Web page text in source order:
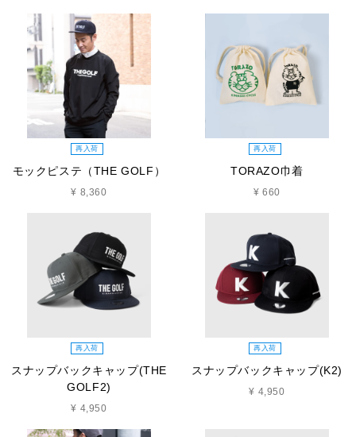
再入荷
モックピステ（THE GOLF）
¥ 8,360
再入荷
TORAZO巾着
¥ 660
再入荷
スナップバックキャップ(THE
GOLF2)
¥ 4,950
再入荷
スナップバックキャップ(K2)
¥ 4,950